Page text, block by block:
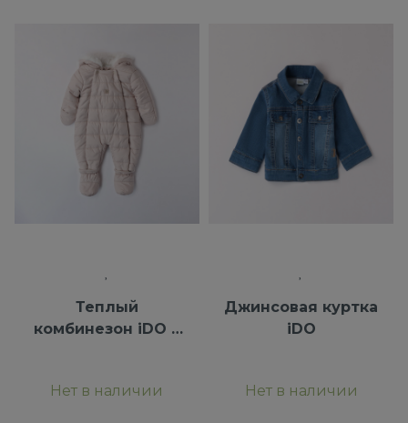
Теплый
комбинезон iDO с
Нет в наличии
Джинсовая куртка
iDO
Нет в наличии